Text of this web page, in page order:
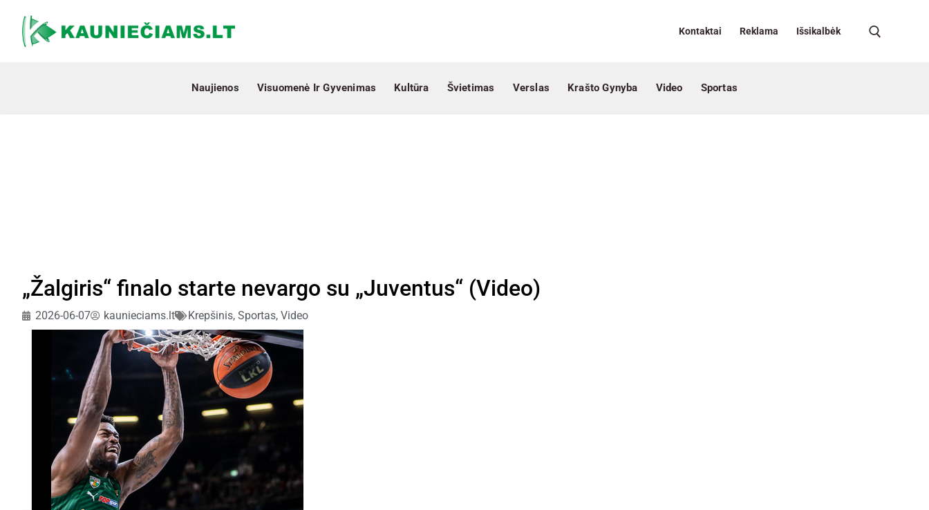
Kontaktai Reklama Išsikalbėk
Naujienos Visuomenė Ir Gyvenimas Kultūra Švietimas Verslas Krašto Gynyba Video Sportas
„Žalgiris“ finalo starte nevargo su „Juventus“ (Video)
2026-06-07 kaunieciams.lt Krepšinis, Sportas, Video